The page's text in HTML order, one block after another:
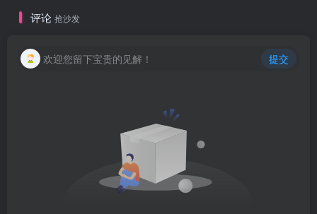
评论 抢沙发
欢迎您留下宝贵的见解！ 提交